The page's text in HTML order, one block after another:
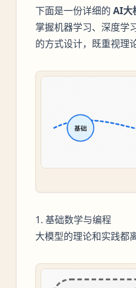
下面是一份详细的 AI大
掌握机器学习、深度学
的方式设计，既重视理
1. 基础数学与编程
大模型的理论和实践都